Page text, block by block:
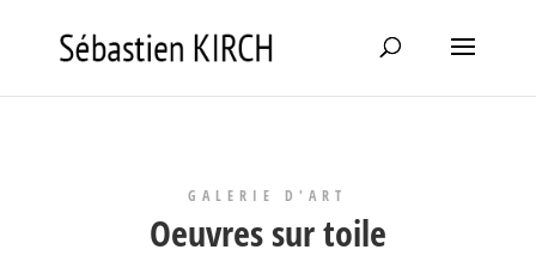
GALERIE D'ART
Oeuvres sur toile